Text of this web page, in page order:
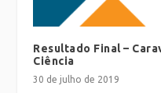
Resultado Final –
Ciência
30 de julho de 2019